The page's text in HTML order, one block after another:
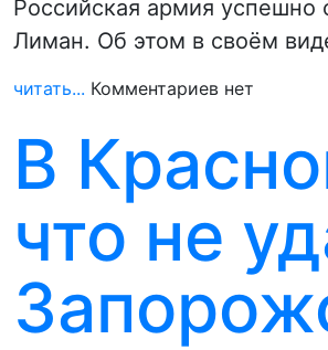
Российская армия успешно
Лиман. Об этом в своём
читать... Комментариев нет
В
что не